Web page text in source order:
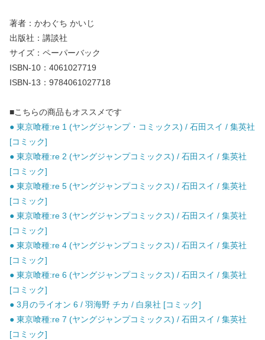
著者：かわぐち かいじ
出版社：講談社
サイズ：ペーパーバック
ISBN-10：4061027719
ISBN-13：9784061027718
■こちらの商品もオススメです
● 東京喰種:re 1 (ヤングジャンプ・コミックス) / 石田スイ / 集英社
[コミック]
● 東京喰種:re 2 (ヤングジャンプコミックス) / 石田スイ / 集英社
[コミック]
● 東京喰種:re 5 (ヤングジャンプコミックス) / 石田スイ / 集英社
[コミック]
● 東京喰種:re 3 (ヤングジャンプコミックス) / 石田スイ / 集英社
[コミック]
● 東京喰種:re 4 (ヤングジャンプコミックス) / 石田スイ / 集英社
[コミック]
● 東京喰種:re 6 (ヤングジャンプコミックス) / 石田スイ / 集英社
[コミック]
● 3月のライオン 6 / 羽海野 チカ / 白泉社 [コミック]
● 東京喰種:re 7 (ヤングジャンプコミックス) / 石田スイ / 集英社
[コミック]